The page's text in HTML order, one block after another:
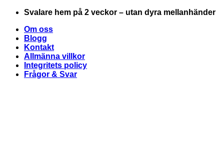
Skip
content
Svalare hem på 2 veckor – utan dyra mellanhänder
Om oss
Blogg
Kontakt
Allmänna villkor
Integritets policy
Frågor & Svar